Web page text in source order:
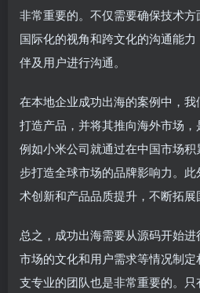
非常重要的。不仅需要确保技术
国际化的视角和跨文化的沟通能
伴及用户进行沟通。
在本地企业成功出海的案例中，
打造产品，并将其推向海外市场，
例如小米公司就通过在中国市场
步打造全球市场的品牌影响力。
术创新和产品品质提升，不断拓展
总之，成功出海需要从源码开始
市场的文化和用户需求等情况制
支专业的团队也是非常重要的。